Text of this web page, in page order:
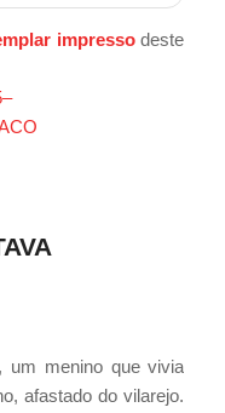
impressodeste
um menino que vivia
afastado do vilarejo.